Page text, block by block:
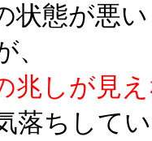
態が悪
、
兆しが見
落ちして